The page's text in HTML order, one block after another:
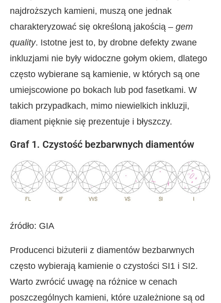
najdroższych kamieni, muszą one jednak
charakteryzować się określoną jakością – gem
quality. Istotne jest to, by drobne defekty zwane
inkluzjami nie były widoczne gołym okiem, dlatego
często wybierane są kamienie, w których są one
umiejscowione po bokach lub pod fasetkami. W
takich przypadkach, mimo niewielkich inkluzji,
diament pięknie się prezentuje i błyszczy.
Graf 1. Czystość bezbarwnych diamentów
źródło: GIA
Producenci biżuterii z diamentów bezbarwnych
często wybierają kamienie o czystości SI1 i SI2.
Warto zwrócić uwagę na różnice w cenach
poszczególnych kamieni, które uzależnione są od